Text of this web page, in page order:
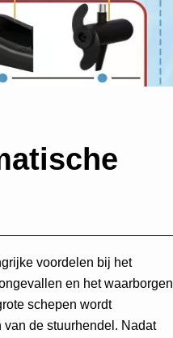
voordelen bij het
en het waarborgen
schepen wordt
de stuurhendel. Nadat